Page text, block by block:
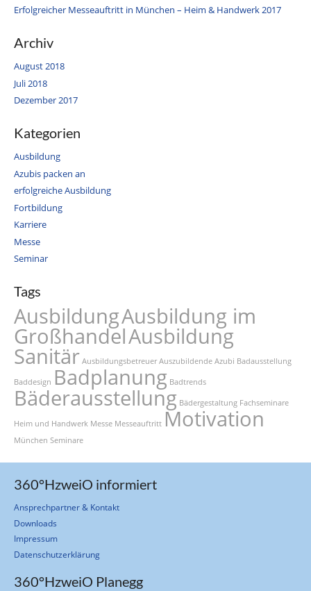
Erfolgreicher Messeauftritt in München – Heim & Handwerk 2017
Archiv
August 2018
Juli 2018
Dezember 2017
Kategorien
Ausbildung
Azubis packen an
erfolgreiche Ausbildung
Fortbildung
Karriere
Messe
Seminar
Tags
AusbildungAusbildung im
GroßhandelAusbildung
Sanitär Ausbildungsbetreuer Auszubildende Azubi Badausstellung
Baddesign Badplanung Badtrends
Bäderausstellung Bädergestaltung Fachseminare
Heim und Handwerk Messe Messeauftritt Motivation
München Seminare
360°HzweiO informiert
Ansprechpartner & Kontakt
Downloads
Impressum
Datenschutzerklärung
360°HzweiO Planegg